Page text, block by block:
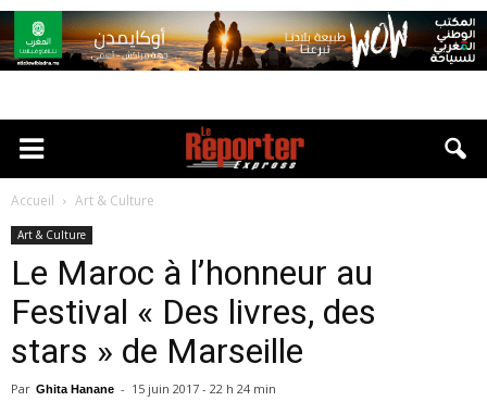
Accueil Art & Culture
Art & Culture
Le Maroc à l’honneur au
Festival « Des livres, des
stars » de Marseille
Par Ghita Hanane - 15 juin 2017 - 22 h 24 min